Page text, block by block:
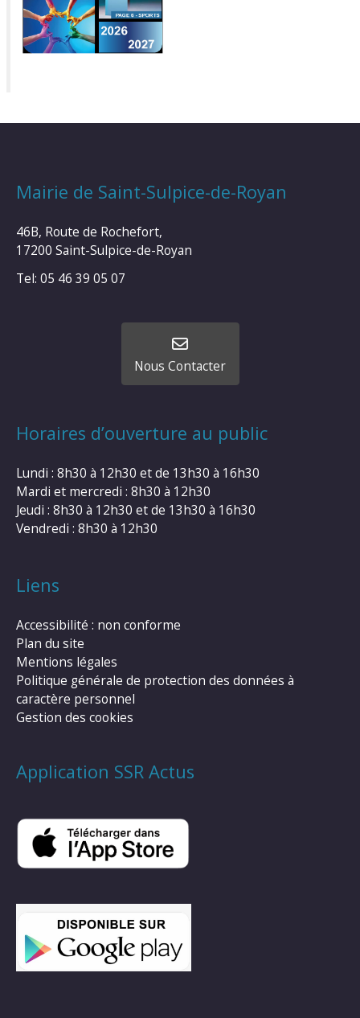
Mairie de Saint-Sulpice-de-Royan
46B, Route de Rochefort,
17200 Saint-Sulpice-de-Royan
Tel: 05 46 39 05 07
Nous Contacter
Horaires d’ouverture au public
Lundi : 8h30 à 12h30 et de 13h30 à 16h30
Mardi et mercredi : 8h30 à 12h30
Jeudi : 8h30 à 12h30 et de 13h30 à 16h30
Vendredi : 8h30 à 12h30
Liens
Accessibilité : non conforme
Plan du site
Mentions légales
Politique générale de protection des données à
caractère personnel
Gestion des cookies
Application SSR Actus